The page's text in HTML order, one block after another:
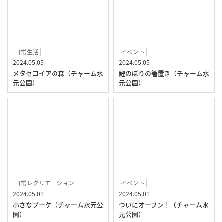
日常生活
2024.05.05
メタセコイアの森（チャーム水
元公園）
イベント
2024.05.05
鯉のぼりの箸置き（チャーム水
元公園）
日常レクリエ―ション
2024.05.01
小さなブーケ（チャーム水元公
園）
イベント
2024.05.01
ついにオープン！（チャーム水
元公園）